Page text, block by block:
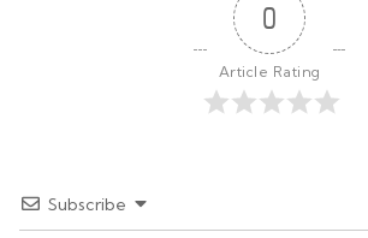
0
Article Rating
Subscribe